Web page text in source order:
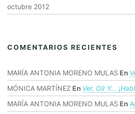
octubre 2012
COMENTARIOS RECIENTES
MARÍA ANTONIA MORENO MULAS En
MÓNICA MARTÍNEZ En Ver, Oír Y…
MARÍA ANTONIA MORENO MULAS En